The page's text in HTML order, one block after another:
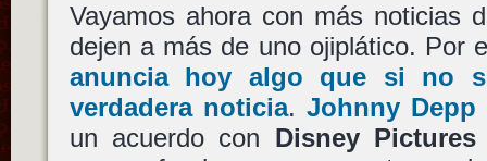
Vayamos ahora con más noticias
dejen a más de uno ojiplático. Por
anuncia hoy algo que si no
verdadera noticia. Johnny Depp
un acuerdo con Disney Pictures